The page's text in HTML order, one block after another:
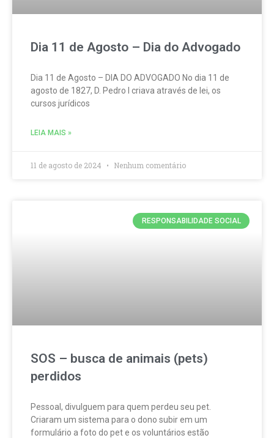
Dia 11 de Agosto – Dia do Advogado
Dia 11 de Agosto – DIA DO ADVOGADO No dia 11 de
agosto de 1827, D. Pedro I criava através de lei, os
cursos jurídicos
LEIA MAIS »
11 de agosto de 2024 Nenhum comentário
RESPONSABILIDADE SOCIAL
SOS – busca de animais (pets)
perdidos
Pessoal, divulguem para quem perdeu seu pet.
Criaram um sistema para o dono subir em um
formulário a foto do pet e os voluntários estão